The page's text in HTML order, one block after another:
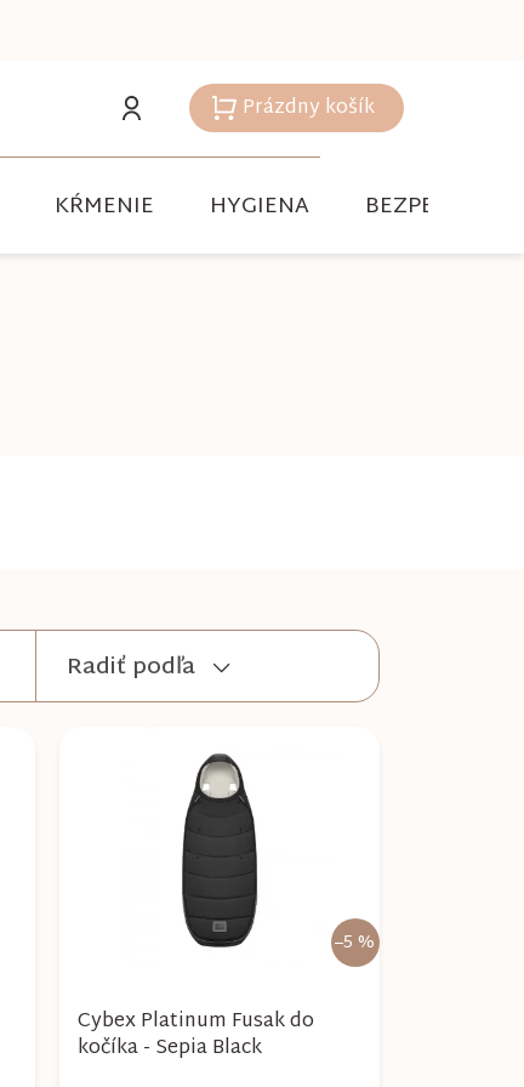
Nákupný
košík
Prázdny košík
KŔMENIE HYGIENA BEZPEČNOSŤ
Radiť podľa
–5 %
Cybex Platinum Fusak do
kočíka - Sepia Black